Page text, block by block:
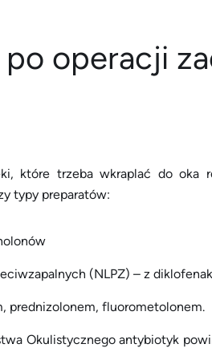
które trzeba wkraplać do oka
typy preparatów:
(NLPZ) – z
prednizolonem, fluorometolonem.
Okulistycznego antybiotyk